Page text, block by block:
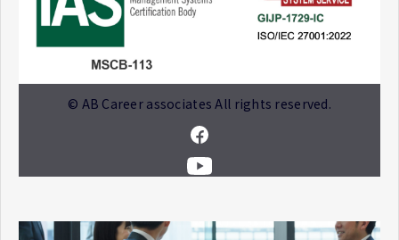
© AB Career associates All rights reserved.